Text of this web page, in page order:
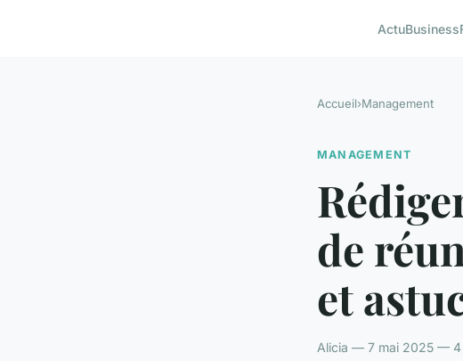
ActuBusiness
Accueil›Management
MANAGEMENT
de
et
Alicia — 7 mai 2025 — 4